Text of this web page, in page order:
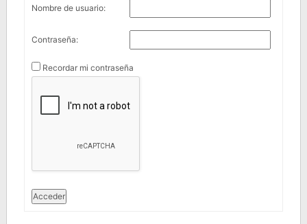
Nombre de usuario:
Contraseña:
Recordar mi contraseña
Acceder